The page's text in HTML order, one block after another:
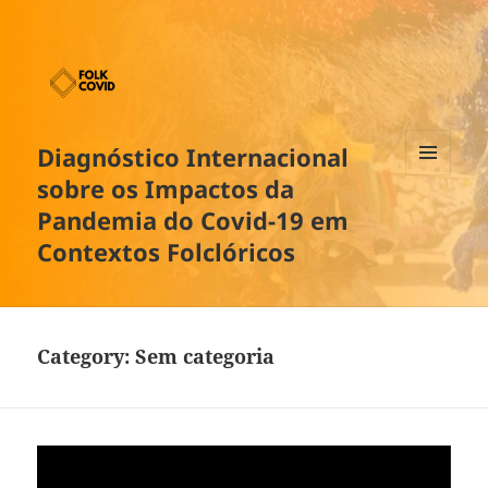
Diagnóstico Internacional
sobre os Impactos da
Pandemia do Covid-19 em
Contextos Folclóricos
AND
WIDGETS
Category:Sem categoria